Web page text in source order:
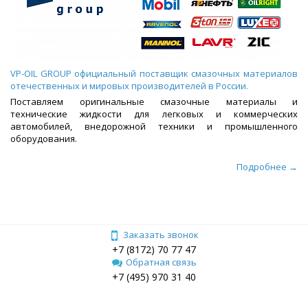
VP-OIL GROUP официальный поставщик смазочных материалов
отечественных и мировых производителей в России.
Поставляем оригинальные смазочные материалы и
технические жидкости для легковых и коммерческих
автомобилей, внедорожной техники и промышленного
оборудования.
Подробнее →
Заказать звонок
+7 (8172) 70 77 47
Обратная связь
+7 (495) 970 31 40